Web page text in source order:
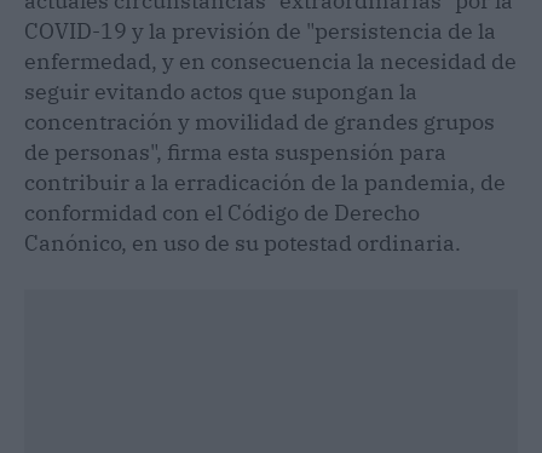
COVID-19 y la previsión de "persistencia de la
enfermedad, y en consecuencia la necesidad de
seguir evitando actos que supongan la
concentración y movilidad de grandes grupos
de personas", firma esta suspensión para
contribuir a la erradicación de la pandemia, de
conformidad con el Código de Derecho
Canónico, en uso de su potestad ordinaria.